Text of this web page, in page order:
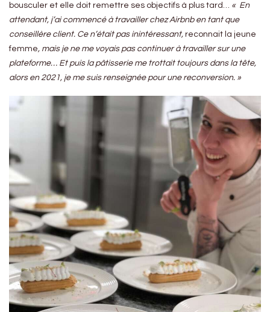
bousculer et elle doit remettre ses objectifs à plus tard… « En
attendant, j’ai commencé à travailler chez Airbnb en tant que
conseillère client. Ce n’était pas inintéressant, reconnait la jeune
femme, mais je ne me voyais pas continuer à travailler sur une
plateforme… Et puis la pâtisserie me trottait toujours dans la tête,
alors en 2021, je me suis renseignée pour une reconversion. »